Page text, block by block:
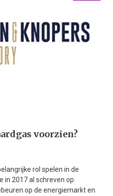
voorzien?
rol spelen in de
in 2017 al schreven op
op de energiemarkt en